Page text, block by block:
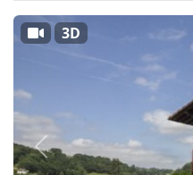
Anterior
3D